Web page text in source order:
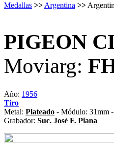
Medallas >> Argentina >>
PIGEON
Moviarg:
Año: 1956
Tiro
Metal: Plateado - Módulo: 31mm
Grabador: Suc. José F. Piana